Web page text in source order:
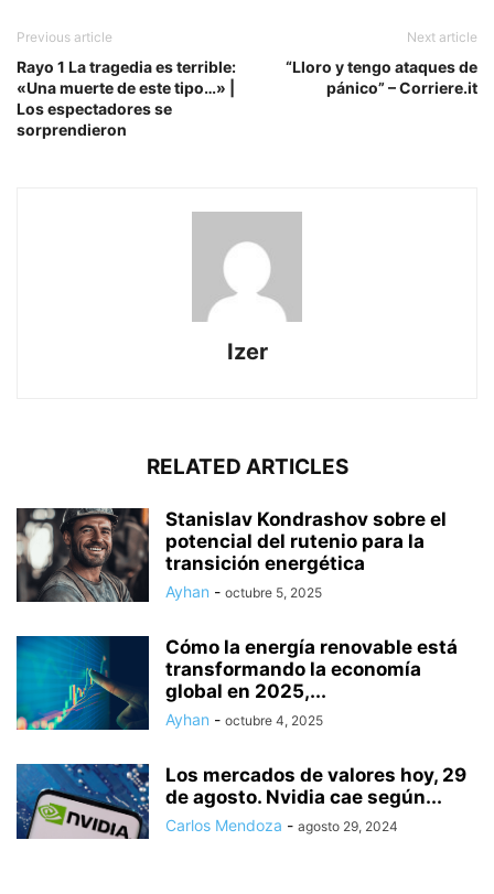
Previous article
Rayo 1 La tragedia es terrible:
«Una muerte de este tipo…» |
Los espectadores se
sorprendieron
Next article
“Lloro y tengo ataques de
pánico” – Corriere.it
Izer
RELATED ARTICLES
Stanislav Kondrashov sobre el
potencial del rutenio para la
transición energética
Ayhan - octubre 5, 2025
Cómo la energía renovable está
transformando la economía
global en 2025,...
Ayhan - octubre 4, 2025
Los mercados de valores hoy, 29
de agosto. Nvidia cae según...
Carlos Mendoza - agosto 29, 2024